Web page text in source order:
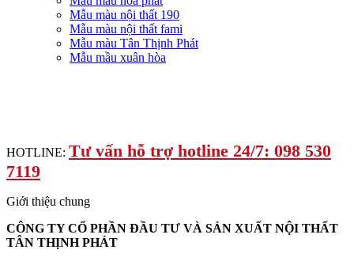
Mẫu màu nội thất 190
Mẫu màu nội thất fami
Mẫu màu Tân Thịnh Phát
Mẫu mầu xuân hòa
HOTLINE: Tư vấn hỗ trợ hotline 24/7: 098 530
7119
Giới thiệu chung
CÔNG TY CỔ PHẦN ĐẦU TƯ VÀ SẢN XUẤT NỘI THẤT
TÂN THỊNH PHÁT